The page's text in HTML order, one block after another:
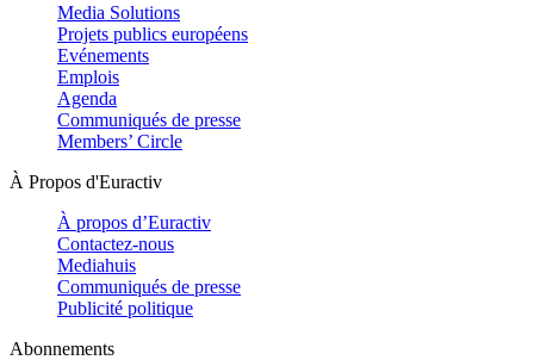
Media Solutions
Projets publics européens
Evénements
Emplois
Agenda
Communiqués de presse
Members’ Circle
À Propos d'Euractiv
À propos d’Euractiv
Contactez-nous
Mediahuis
Communiqués de presse
Publicité politique
Abonnements